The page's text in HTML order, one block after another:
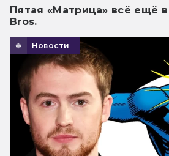
Пятая «Матрица» всё ещё
Bros.
Новости